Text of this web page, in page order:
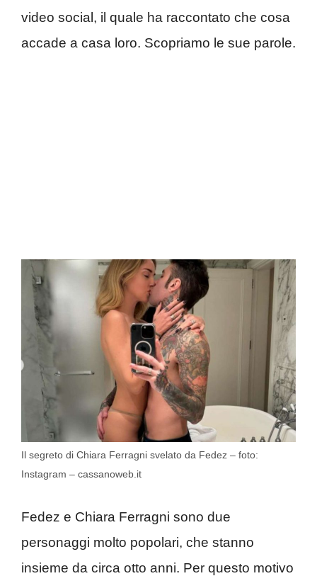
video social, il quale ha raccontato che cosa
accade a casa loro. Scopriamo le sue parole.
Il segreto di Chiara Ferragni svelato da Fedez – foto:
Instagram – cassanoweb.it
Fedez e Chiara Ferragni sono due
personaggi molto popolari, che stanno
insieme da circa otto anni. Per questo motivo